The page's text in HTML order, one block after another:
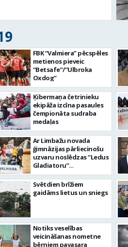
FBK “Valmiera” pēcspēles
metienos pieveic
“Betsafe”/”Ulbroka
Oxdog”
Ķibermaņa četrinieku
ekipāža izcīna pasaules
čempionāta sudraba
medaļas
Ar Limbažu novada
ģimnāzijas pārliecinošu
uzvaru noslēdzas “Ledus
Gladiatoru”
finālsacensību nedēļa
Svētdien brīžiem
gaidāms lietus un sniegs
Notiks veselības
veicināšanas nometne
bērniem pavasara